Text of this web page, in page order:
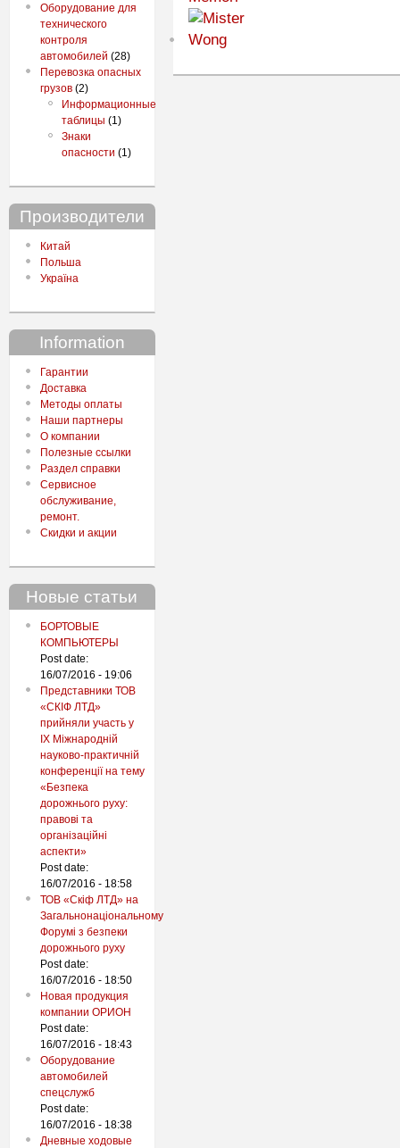
Оборудование для
технического
контроля
автомобилей (28)
Перевозка опасных
грузов (2)
Информационные
таблицы (1)
Знаки
опасности (1)
Производители
Китай
Польша
Україна
Information
Гарантии
Доставка
Методы оплаты
Наши партнеры
О компании
Полезные ссылки
Раздел справки
Сервисное
обслуживание,
ремонт.
Скидки и акции
Новые статьи
БОРТОВЫЕ
КОМПЬЮТЕРЫ
Post date:
16/07/2016 - 19:06
Представники ТОВ
«СКІФ ЛТД»
прийняли участь у
IX Міжнародній
науково-практичній
конференції на тему
«Безпека
дорожнього руху:
правові та
організаційні
аспекти»
Post date:
16/07/2016 - 18:58
ТОВ «Скіф ЛТД» на
Загальнонаціональному
Форумі з безпеки
дорожнього руху
Post date:
16/07/2016 - 18:50
Новая продукция
компании ОРИОН
Post date:
16/07/2016 - 18:43
Оборудование
автомобилей
спецслужб
Post date:
16/07/2016 - 18:38
Дневные ходовые